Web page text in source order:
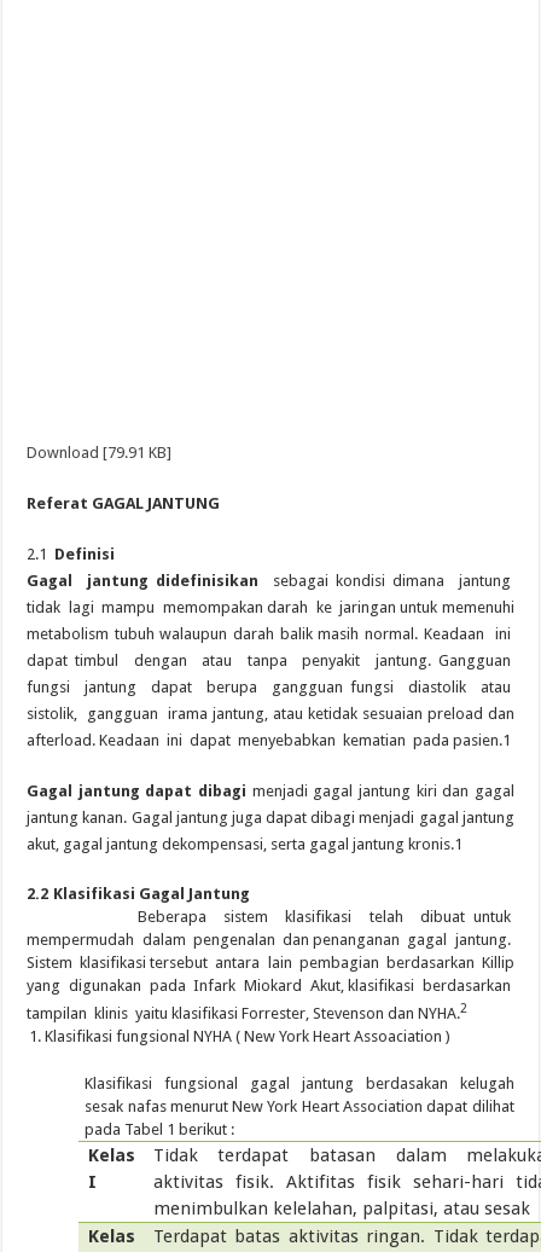
Download [79.91 KB]
Referat GAGAL JANTUNG
2.1 Definisi
Gagal jantung didefinisikan
sebagai kondisi dimana jantung
tidak lagi mampu memompakan darah ke jaringan untuk memenuhi
metabolism tubuh walaupun darah balik masih normal. Keadaan ini
dapat timbul dengan atau tanpa penyakit jantung. Gangguan
fungsi jantung dapat berupa gangguan fungsi diastolik atau
sistolik, gangguan irama jantung, atau ketidak sesuaian preload dan
afterload. Keadaan ini dapat menyebabkan kematian pada pasien.1
Gagal jantung dapat dibagi menjadi gagal jantung kiri dan gagal
jantung kanan. Gagal jantung juga dapat dibagi menjadi gagal jantung
akut, gagal jantung dekompensasi, serta gagal jantung kronis.1
2.2 Klasifikasi Gagal Jantung
Beberapa sistem klasifikasi telah dibuat untuk
mempermudah dalam pengenalan dan penanganan gagal jantung.
Sistem klasifikasi tersebut antara lain pembagian berdasarkan Killip
yang digunakan pada Infark Miokard Akut, klasifikasi berdasarkan
tampilan klinis yaitu klasifikasi Forrester, Stevenson dan NYHA.2
Klasifikasi fungsional NYHA ( New York Heart Assoaciation )
Klasifikasi fungsional gagal jantung berdasakan kelugah
sesak nafas menurut New York Heart Association dapat dilihat
pada Tabel 1 berikut :
Kelas
I
Tidak terdapat batasan dalam
aktivitas fisik. Aktifitas fisik sehari-hari
menimbulkan kelelahan, palpitasi, atau sesak
Kelas
Terdapat batas aktivitas ringan. Tidak